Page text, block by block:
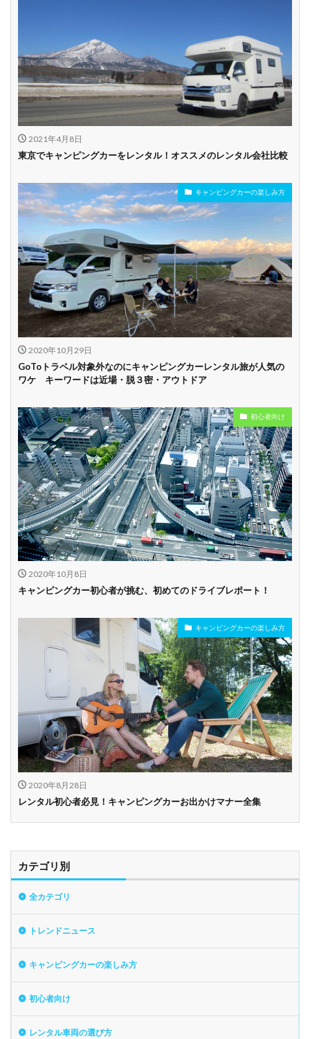
駅配車あり 多言語対応 年末年始営業
配車サービスあり
マイカー預かりあ
り
カード支払い可
ビジネス利用 カップル向き ファミリー向き
シニア向き
貸し出しオプショ
ン充実
新車多数あり
キャンプ道具貸し
出し有り
試乗プラン有り
キャンペーン開催
中
長期割引
学割 早割
2021年4月8日
東京でキャンピングカーをレンタル！オススメのレンタル会社比較
キャンピングカーの楽しみ方
2020年10月29日
GoToトラベル対象外なのにキャンピングカーレンタル旅が人気の
ワケ キーワードは近場・脱３密・アウトドア
初心者向け
2020年10月8日
キャンピングカー初心者が挑む、初めてのドライブレポート！
キャンピングカーの楽しみ方
2020年8月28日
レンタル初心者必見！キャンピングカーお出かけマナー全集
カテゴリ別
全カテゴリ
トレンドニュース
キャンピングカーの楽しみ方
初心者向け
レンタル車両の選び方